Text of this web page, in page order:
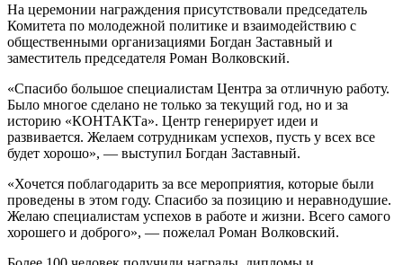
На церемонии награждения присутствовали председатель
Комитета по молодежной политике и взаимодействию с
общественными организациями Богдан Заставный и
заместитель председателя Роман Волковский.
«Спасибо большое специалистам Центра за отличную работу.
Было многое сделано не только за текущий год, но и за
историю «КОНТАКТа». Центр генерирует идеи и
развивается. Желаем сотрудникам успехов, пусть у всех все
будет хорошо», — выступил Богдан Заставный.
«Хочется поблагодарить за все мероприятия, которые были
проведены в этом году. Спасибо за позицию и неравнодушие.
Желаю специалистам успехов в работе и жизни. Всего самого
хорошего и доброго», — пожелал Роман Волковский.